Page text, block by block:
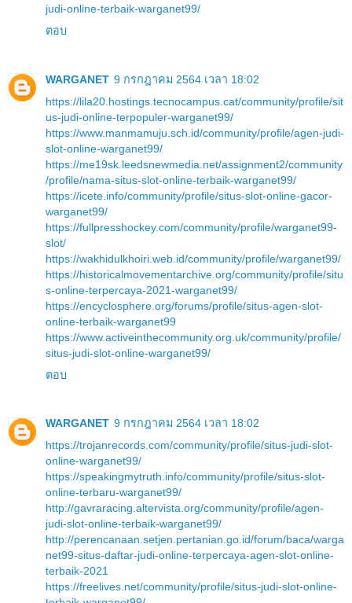
judi-online-terbaik-warganet99/
ตอบ
WARGANET 9 กรกฎาคม 2564 เวลา 18:02
https://lila20.hostings.tecnocampus.cat/community/profile/sit
us-judi-online-terpopuler-warganet99/
https://www.manmamuju.sch.id/community/profile/agen-judi-
slot-online-warganet99/
https://me19sk.leedsnewmedia.net/assignment2/community
/profile/nama-situs-slot-online-terbaik-warganet99/
https://icete.info/community/profile/situs-slot-online-gacor-
warganet99/
https://fullpresshockey.com/community/profile/warganet99-
slot/
https://wakhidulkhoiri.web.id/community/profile/warganet99/
https://historicalmovementarchive.org/community/profile/situ
s-online-terpercaya-2021-warganet99/
https://encyclosphere.org/forums/profile/situs-agen-slot-
online-terbaik-warganet99
https://www.activeinthecommunity.org.uk/community/profile/
situs-judi-slot-online-warganet99/
ตอบ
WARGANET 9 กรกฎาคม 2564 เวลา 18:02
https://trojanrecords.com/community/profile/situs-judi-slot-
online-warganet99/
https://speakingmytruth.info/community/profile/situs-slot-
online-terbaru-warganet99/
http://gavraracing.altervista.org/community/profile/agen-
judi-slot-online-terbaik-warganet99/
http://perencanaan.setjen.pertanian.go.id/forum/baca/warga
net99-situs-daftar-judi-online-terpercaya-agen-slot-online-
terbaik-2021
https://freelives.net/community/profile/situs-judi-slot-online-